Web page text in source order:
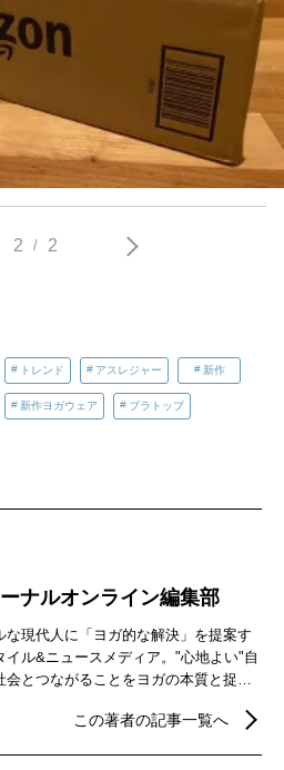
2 / 2
トレンド アスレジャー 新作
新作ヨガウェア ブラトップ
ナルオンライン編集部
な現代人に「ヨガ的な解決」を提案す
イル&ニュースメディア。"心地よい"自
会とつながることをヨガの本質と捉
ーイングを実現するための情報を発
この著者の記事一覧へ